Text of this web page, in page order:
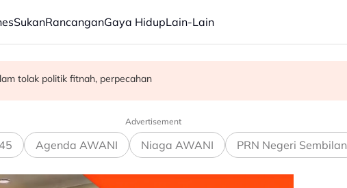
SukanRancanganGaya HidupLain-Lain
Malaysia-Indonesia
tolak politik fitnah, perpecahan
penyalahgunaan dadah dalam kalangan kanak-kanak - Lee Lam Thye
Advertisement
Agenda AWANI Niaga AWANI PRN Negeri Sembilan